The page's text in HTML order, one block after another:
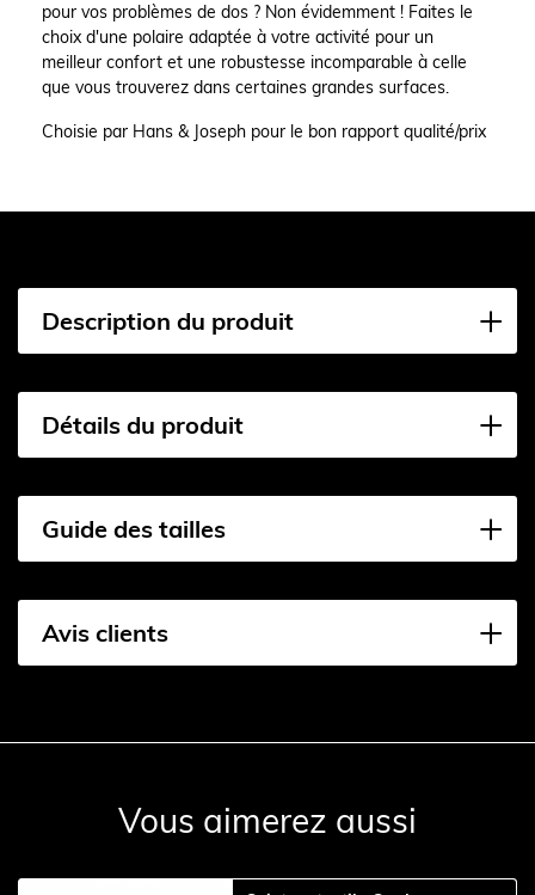
pour vos problèmes de dos ? Non évidemment ! Faites le
choix d'une polaire adaptée à votre activité pour un
meilleur confort et une robustesse incomparable à celle
que vous trouverez dans certaines grandes surfaces.
Choisie par Hans & Joseph pour le bon rapport qualité/prix
Description du produit
Détails du produit
Guide des tailles
Avis clients
Vous aimerez aussi